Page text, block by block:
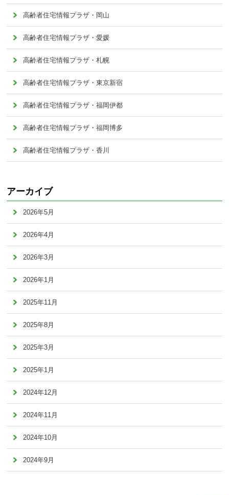
高齢者住宅情報プラザ・岡山
高齢者住宅情報プラザ・愛媛
高齢者住宅情報プラザ・札幌
高齢者住宅情報プラザ・東京新宿
高齢者住宅情報プラザ・福岡伊都
高齢者住宅情報プラザ・福岡博多
高齢者住宅情報プラザ・香川
アーカイブ
2026年5月
2026年4月
2026年3月
2026年1月
2025年11月
2025年8月
2025年3月
2025年1月
2024年12月
2024年11月
2024年10月
2024年9月